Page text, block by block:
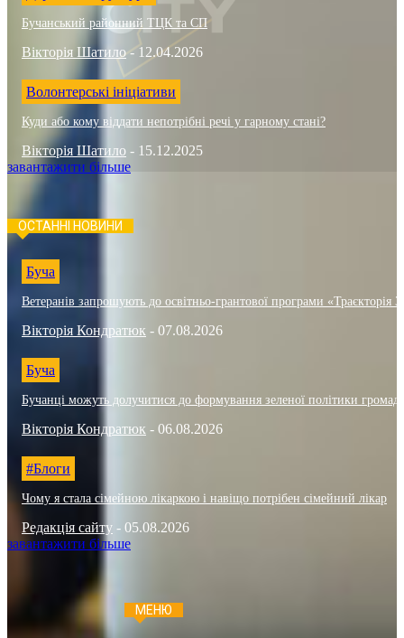
Бучанський районний ТЦК та СП
Вікторія Шатило - 12.04.2026
Волонтерські ініціативи
Куди або кому віддати непотрібні речі у гарному стані?
Вікторія Шатило - 15.12.2025
завантажити більше
ОСТАННІ НОВИНИ
Буча
Ветеранів запрошують до освітньо-грантової програми «Траєкторія
Вікторія Кондратюк - 07.08.2026
Буча
Бучанці можуть долучитися до формування зеленої політики
Вікторія Кондратюк - 06.08.2026
#Блоги
Чому я стала сімейною лікаркою і навіщо потрібен сімейний лікар
Редакція сайту - 05.08.2026
завантажити більше
МЕНЮ